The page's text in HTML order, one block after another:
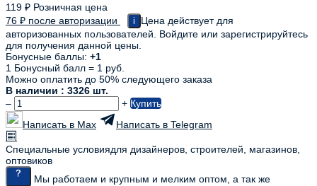
119 ₽ Розничная цена
76 ₽ после авторизации i
Цена действует для
авторизованных пользователей. Войдите или зарегистрируйтесь
для получения данной цены.
Бонусные баллы: +1
1 Бонусный балл = 1 руб.
Можно оплатить до 50% следующего заказа
В наличии : 3326 шт.
–
+ Купить
Написать в Max
Написать в Telegram
Специальные условиядля дизайнеров, строителей, магазинов,
оптовиков
Мы работаем и крупным и мелким оптом, а так же